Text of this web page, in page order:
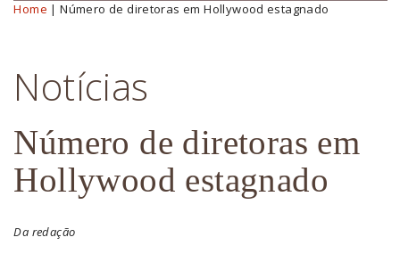
Você está aqui
Home | Número de diretoras em Hollywood estagnado
Notícias
Número de diretoras em
Hollywood estagnado
Da redação